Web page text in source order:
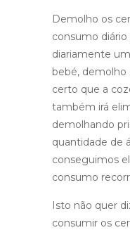
Demolho os
consumo diário
diariamente
bebé, demolho
certo que a
também irá
demolhando
quantidade de
conseguimos
consumo
Isto não quer
consumir os